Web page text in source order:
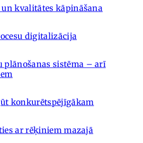
un kvalitātes kāpināšana
digitalizācija
plānošanas sistēma – arī
konkurētspējīgākam
ar rēķiniem mazajā